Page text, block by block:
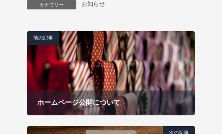
カテゴリー お知らせ
前の記事
ホームページ公開について
次の記事